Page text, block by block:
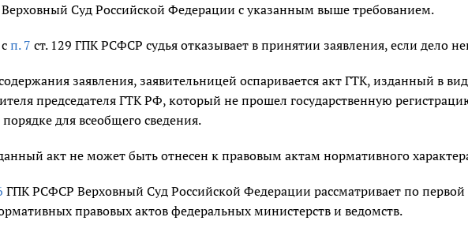
Верховный Суд Российской Федерации с указанным выше требованием.
п. 7 ст. 129 ГПК РСФСР судья отказывает в принятии заявления, если дело
заявления, заявительницей оспаривается акт ГТК, изданный в
председателя ГТК РФ, который не прошел государственную
для всеобщего сведения.
акт не может быть отнесен к правовым актам нормативного
ГПК РСФСР Верховный Суд Российской Федерации рассматривает по первой
правовых актов федеральных министерств и ведомств.